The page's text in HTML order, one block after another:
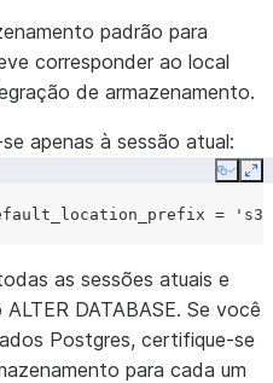
padrão para
corresponder ao local
de armazenamento.
apenas à sessão atual:
Copy
=
as sessões atuais e
DATABASE. Se você
Postgres, certifique-se
para cada um